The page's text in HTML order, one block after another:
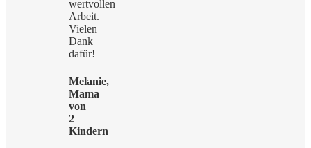
wertvollen
Arbeit.
Vielen
Dank
dafür!
Melanie,
Mama
von
2
Kindern